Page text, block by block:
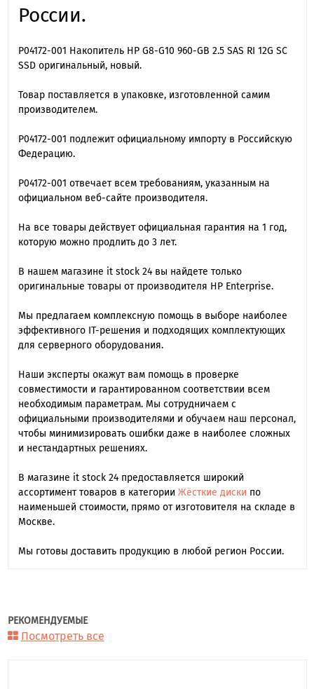
России.
P04172-001 Накопитель HP G8-G10 960-GB 2.5 SAS RI 12G SC
SSD оригинальный, новый.
Товар поставляется в упаковке, изготовленной самим
производителем.
P04172-001 подлежит официальному импорту в Российскую
Федерацию.
P04172-001 отвечает всем требованиям, указанным на
официальном веб-сайте производителя.
На все товары действует официальная гарантия на 1 год,
которую можно продлить до 3 лет.
В нашем магазине it stock 24 вы найдете только
оригинальные товары от производителя HP Enterprise.
Мы предлагаем комплексную помощь в выборе наиболее
эффективного IT-решения и подходящих комплектующих
для серверного оборудования.
Наши эксперты окажут вам помощь в проверке
совместимости и гарантированном соответствии всем
необходимым параметрам. Мы сотрудничаем с
официальными производителями и обучаем наш персонал,
чтобы минимизировать ошибки даже в наиболее сложных
и нестандартных решениях.
В магазине it stock 24 предоставляется широкий
ассортимент товаров в категории Жёсткие диски по
наименьшей стоимости, прямо от изготовителя на складе в
Москве.
Мы готовы доставить продукцию в любой регион России.
РЕКОМЕНДУЕМЫЕ
Посмотреть все